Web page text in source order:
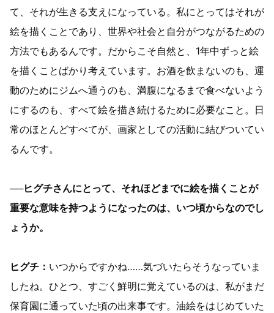
て、それが生きる支えになっている。私にとってはそれが
絵を描くことであり、世界や社会と自分がつながるための
方法でもあるんです。だからこそ自然と、1年中ずっと絵
を描くことばかり考えています。お酒を飲まないのも、運
動のためにジムへ通うのも、満腹になるまで食べないよう
にするのも、すべて絵を描き続けるために必要なこと。日
常のほとんどすべてが、画家としての活動に結びついてい
るんです。
──ヒグチさんにとって、それほどまでに絵を描くことが
重要な意味を持つようになったのは、いつ頃からなのでし
ょうか。
ヒグチ： いつからですかね……気づいたらそうなっていま
したね。ひとつ、すごく鮮明に覚えているのは、私がまだ
保育園に通っていた頃の出来事です。油絵をはじめていた